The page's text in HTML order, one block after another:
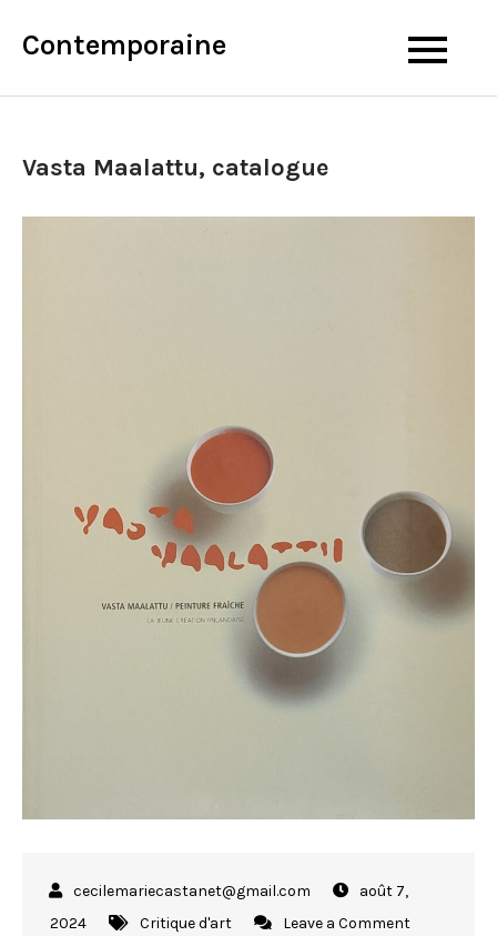
Contemporaine
Vasta Maalattu, catalogue
août 7,
2024
Critique d'art Leave a Comment